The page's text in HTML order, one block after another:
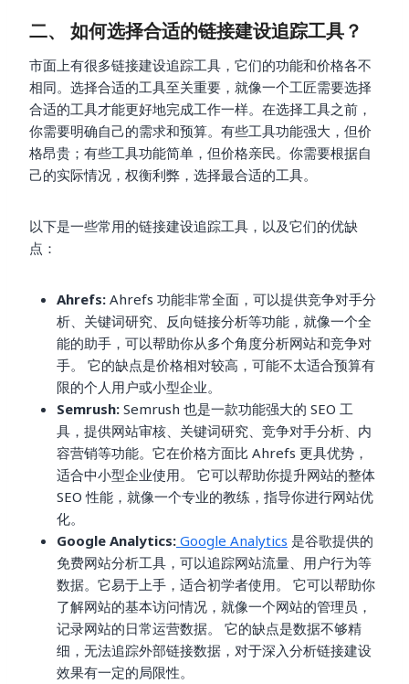
二、 如何选择合适的链接建设追踪工具？
市面上有很多链接建设追踪工具，它们的功能和价格各不
相同。选择合适的工具至关重要，就像一个工匠需要选择
合适的工具才能更好地完成工作一样。在选择工具之前，
你需要明确自己的需求和预算。有些工具功能强大，但价
格昂贵；有些工具功能简单，但价格亲民。你需要根据自
己的实际情况，权衡利弊，选择最合适的工具。
以下是一些常用的链接建设追踪工具，以及它们的优缺
点：
Ahrefs: Ahrefs 功能非常全面，可以提供竞争对手分
析、关键词研究、反向链接分析等功能，就像一个全
能的助手，可以帮助你从多个角度分析网站和竞争对
手。 它的缺点是价格相对较高，可能不太适合预算有
限的个人用户或小型企业。
Semrush: Semrush 也是一款功能强大的 SEO 工
具，提供网站审核、关键词研究、竞争对手分析、内
容营销等功能。它在价格方面比 Ahrefs 更具优势，
适合中小型企业使用。 它可以帮助你提升网站的整体
SEO 性能，就像一个专业的教练，指导你进行网站优
化。
Google Analytics: Google Analytics 是谷歌提供的
免费网站分析工具，可以追踪网站流量、用户行为等
数据。它易于上手，适合初学者使用。 它可以帮助你
了解网站的基本访问情况，就像一个网站的管理员，
记录网站的日常运营数据。 它的缺点是数据不够精
细，无法追踪外部链接数据，对于深入分析链接建设
效果有一定的局限性。